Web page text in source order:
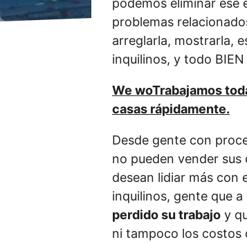
podemos eliminar ese
problemas
arreglarla, mostrarla,
inquilinos, y todo BIEN
We woTrabajamos
casas rápidamente.
Desde gente con
no pueden vender sus
desean lidiar más con
inquilinos, gente que a
perdido su trabajo y
ni tampoco los costos